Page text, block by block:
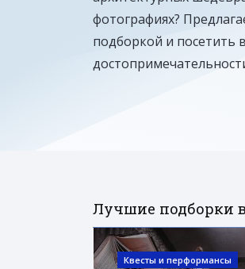
фотографиях?
подборкой и посетить
Лучшие подборки
Квесты и перформансы